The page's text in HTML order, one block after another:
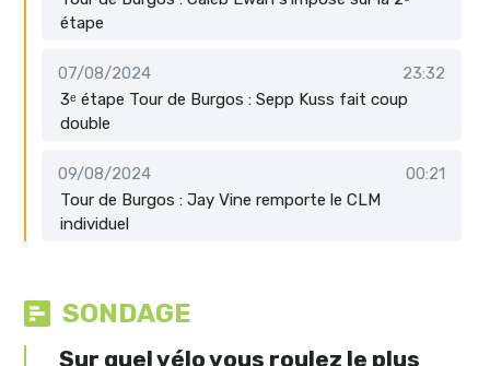
étape
07/08/2024
23:32
3ᵉ étape Tour de Burgos : Sepp Kuss fait coup
double
09/08/2024
00:21
Tour de Burgos : Jay Vine remporte le CLM
individuel
SONDAGE
Sur quel vélo vous roulez le plus